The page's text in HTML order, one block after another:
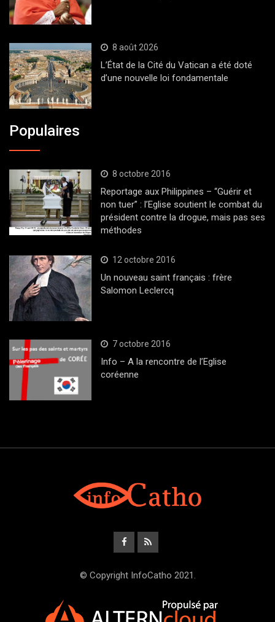
8 août 2026
L’État de la Cité du Vatican a été doté
d’une nouvelle loi fondamentale
Populaires
8 octobre 2016
Reportage aux Philippines – “Guérir et
non tuer” : l’Eglise soutient le combat du
président contre la drogue, mais pas ses
méthodes
12 octobre 2016
Un nouveau saint français : frère
Salomon Leclercq
7 octobre 2016
Info – A la rencontre de l’Eglise
coréenne
© Copyright InfoCatho 2021.